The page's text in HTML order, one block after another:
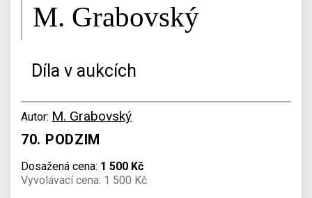
M. Grabovský
Díla v aukcích
Autor: M. Grabovský
70. PODZIM
Dosažená cena: 1 500 Kč
Vyvolávací cena: 1 500 Kč